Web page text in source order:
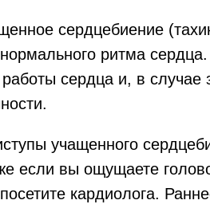
сердцебиение
ритма
сердца и, в случае
учащенного
если вы ощущаете
кардиолога.